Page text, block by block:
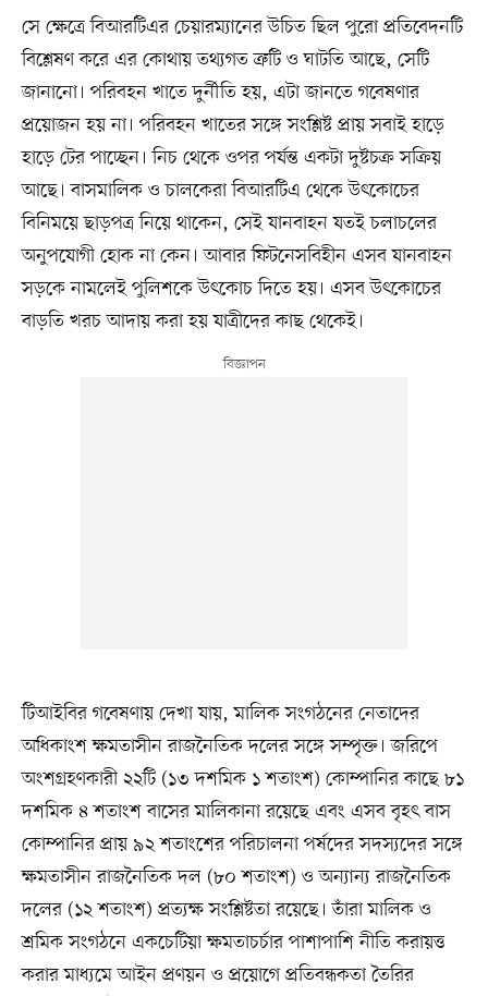
সে ক্ষেত্রে বিআরটিএর চেয়ারম্যানের উচিত ছিল পুরো প্রতিবেদনটি
বিশ্লেষণ করে এর কোথায় তথ্যগত ত্রুটি ও ঘাটতি আছে, সেটি
জানানো। পরিবহন খাতে দুর্নীতি হয়, এটা জানতে গবেষণার
প্রয়োজন হয় না। পরিবহন খাতের সঙ্গে সংশ্লিষ্ট প্রায় সবাই হাড়ে
হাড়ে টের পাচ্ছেন। নিচ থেকে ওপর পর্যন্ত একটা দুষ্টচক্র সক্রিয়
আছে। বাসমালিক ও চালকেরা বিআরটিএ থেকে উৎকোচের
বিনিময়ে ছাড়পত্র নিয়ে থাকেন, সেই যানবাহন যতই চলাচলের
অনুপযোগী হোক না কেন। আবার ফিটনেসবিহীন এসব যানবাহন
সড়কে নামলেই পুলিশকে উৎকোচ দিতে হয়। এসব উৎকোচের
বাড়তি খরচ আদায় করা হয় যাত্রীদের কাছ থেকেই।
টিআইবির গবেষণায় দেখা যায়, মালিক সংগঠনের নেতাদের
অধিকাংশ ক্ষমতাসীন রাজনৈতিক দলের সঙ্গে সম্পৃক্ত। জরিপে
অংশগ্রহণকারী ২২টি (১৩ দশমিক ১ শতাংশ) কোম্পানির কাছে ৮১
দশমিক ৪ শতাংশ বাসের মালিকানা রয়েছে এবং এসব বৃহৎ বাস
কোম্পানির প্রায় ৯২ শতাংশের পরিচালনা পর্ষদের সদস্যদের সঙ্গে
ক্ষমতাসীন রাজনৈতিক দল (৮০ শতাংশ) ও অন্যান্য রাজনৈতিক
দলের (১২ শতাংশ) প্রত্যক্ষ সংশ্লিষ্টতা রয়েছে। তাঁরা মালিক ও
শ্রমিক সংগঠনে একচেটিয়া ক্ষমতাচর্চার পাশাপাশি নীতি করায়ত্ত
করার মাধ্যমে আইন প্রণয়ন ও প্রয়োগে প্রতিবন্ধকতা তৈরির